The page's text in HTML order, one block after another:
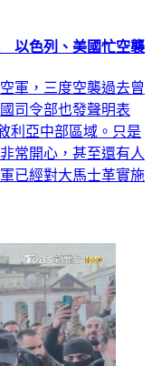
以色列、美國忙空襲
軍，三度空襲過去曾
司令部也發聲明表
利亞中部區域。只是
常開心，甚至還有人
已經對大馬士革實施